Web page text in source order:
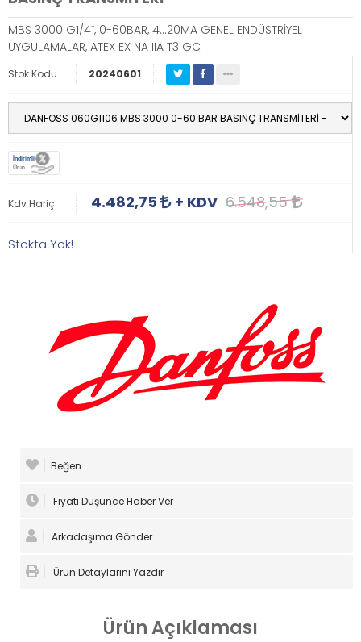
MBS 3000 G1/4¨, 0-60BAR, 4…20MA GENEL ENDÜSTRİYEL
UYGULAMALAR, ATEX EX NA IIA T3 GC
Stok Kodu 20240601
İndirimli
Ürün
Kdv Hariç 4.482,75 + KDV 6.548,55
Stokta Yok!
Beğen
Fiyatı Düşünce Haber Ver
Arkadaşıma Gönder
Ürün Detaylarını Yazdır
ÜrünAçıklaması